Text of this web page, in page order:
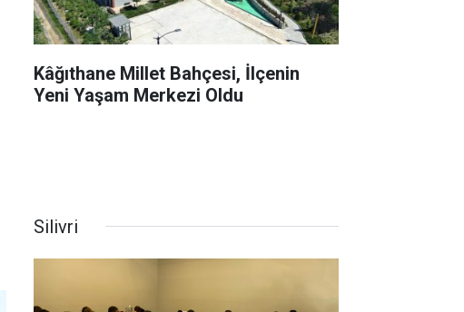
Kâğıthane Millet Bahçesi, İlçenin
Yeni Yaşam Merkezi Oldu
Silivri